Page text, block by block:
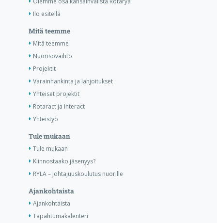
Ilo esitellä
Mitä teemme
Mitä teemme
Nuorisovaihto
Projektit
Varainhankinta ja lahjoitukset
Yhteiset projektit
Rotaract ja Interact
Yhteistyö
Tule mukaan
Tule mukaan
Kiinnostaako jäsenyys?
RYLA – Johtajuuskoulutus nuorille
Ajankohtaista
Ajankohtaista
Tapahtumakalenteri